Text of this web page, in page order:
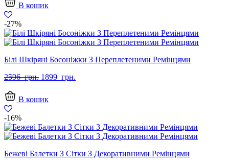
грн..
В кошик
-27%
Білі Шкіряні Босоніжки З Переплетеними Ремінцями
2596 грн. Оригінальна
грн..
1899 грн.
В кошик
-16%
Бежеві Балетки З Сітки З Декоративними Ремінцями